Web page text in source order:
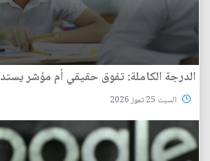
الدرجة الكاملة: تفوق حقيقي أم مؤشر
السبت 25 تموز 2026